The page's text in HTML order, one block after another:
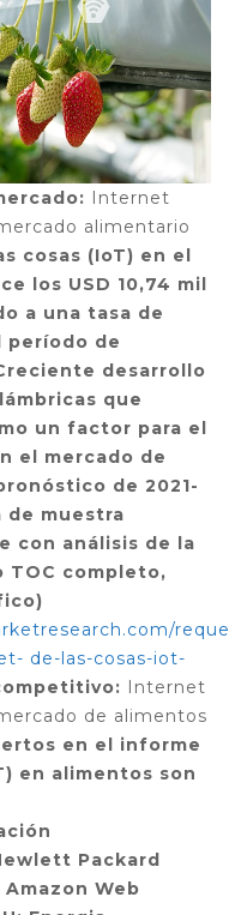
Internet
alimentario
cosas (IoT) en el
los USD 10,74 mil
a una tasa de
período de
desarrollo
que
un factor para el
el mercado de
de 2021-
de muestra
con análisis de la
TOC completo,
de-las-cosas-iot-
Internet
de alimentos
en el informe
en alimentos son
Packard
Web